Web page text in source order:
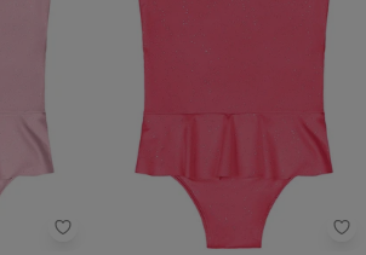
Quimby - Maiô com Glitter Fps